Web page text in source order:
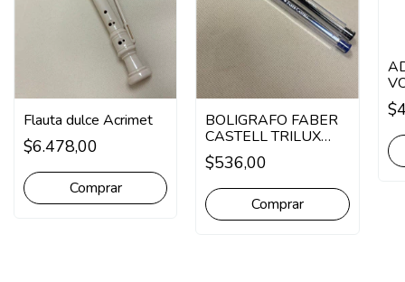
Flauta dulce Acrimet
$6.478,00
BOLIGRAFO FABER
CASTELL TRILUX
CRISTAL X UNIDAD
$536,00
Comprar